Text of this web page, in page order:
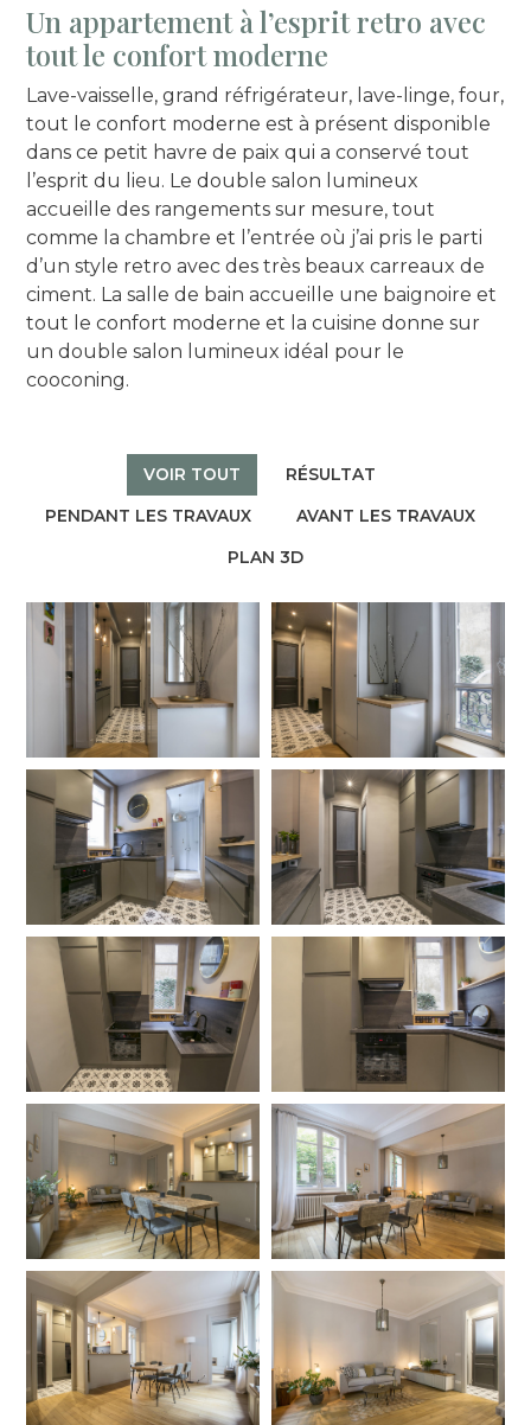
Un appartement à l’esprit retro avec
tout le confort moderne
Lave-vaisselle, grand réfrigérateur, lave-linge, four,
tout le confort moderne est à présent disponible
dans ce petit havre de paix qui a conservé tout
l’esprit du lieu. Le double salon lumineux
accueille des rangements sur mesure, tout
comme la chambre et l’entrée où j’ai pris le parti
d’un style retro avec des très beaux carreaux de
ciment. La salle de bain accueille une baignoire et
tout le confort moderne et la cuisine donne sur
un double salon lumineux idéal pour le
cooconing.
VOIR TOUT RÉSULTAT
PENDANT LES TRAVAUX AVANT LES TRAVAUX
PLAN 3D